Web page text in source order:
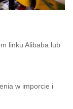
linku Alibaba lub
w imporcie i